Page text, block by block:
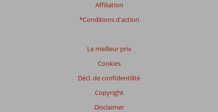
Affiliation
*Conditions d'action
Le meilleur prix
Cookies
Décl. de confidentilité
Copyright
Disclaimer